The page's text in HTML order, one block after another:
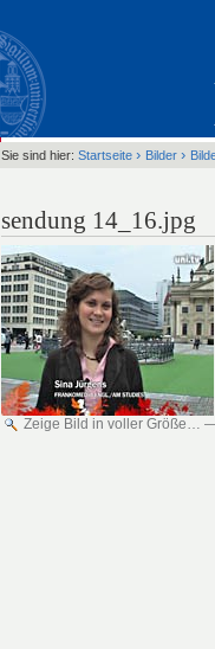
Sie sind hier: Startseite › Bilder ›
sendung 14_16.jpg
Zeige Bild in voller Größe…